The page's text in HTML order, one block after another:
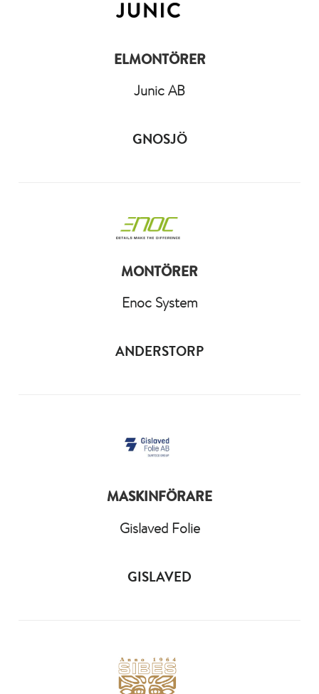
ELMONTÖRER
Junic AB
GNOSJÖ
MONTÖRER
Enoc System
ANDERSTORP
MASKINFÖRARE
Gislaved Folie
GISLAVED